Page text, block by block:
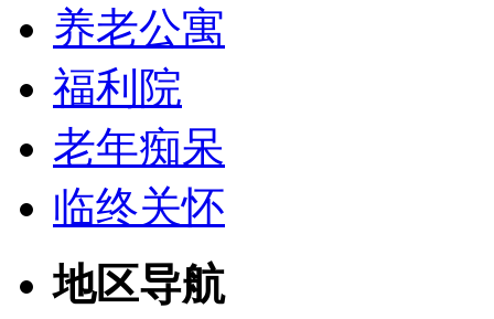
养老公寓
福利院
老年痴呆
临终关怀
地区导航